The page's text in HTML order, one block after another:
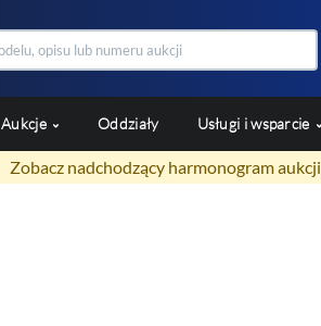
Aukcje Oddziały Usługi i wsparcie
Zobacz nadchodzący harmonogram aukcji